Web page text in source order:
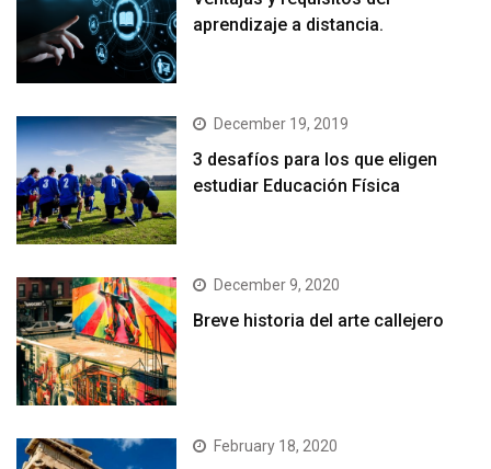
aprendizaje a distancia.
December 19, 2019
3 desafíos para los que eligen
estudiar Educación Física
December 9, 2020
Breve historia del arte callejero
February 18, 2020